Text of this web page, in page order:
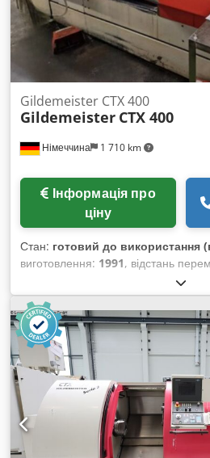
підключений до бічного корпусу
Counter Spindle No Cjdpfx Aszb E
Німеччина 1 710 km
Gildemeister CTX 400
Gildemeister CTX 400
ціну
Стан: готовий до використання
виготовлення: 1991, відстань
640 мм
Горизонтальний токарний верстат
Токарний верстат Gildemeister
надійною системою управління
ефективну роботу. Якщо ви хочете
можливості токарної обробки,
верстат Gildemeister CTX 400,
продажу. Зв'яжіться з нами для
інформації. - Виробник:
випуску 1991- Стан Хороший /
Система управління: EPL 2